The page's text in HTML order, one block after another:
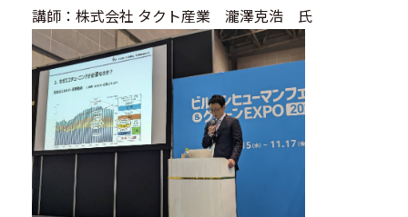
講師：株式会社 タクト産業 瀧澤克浩 氏